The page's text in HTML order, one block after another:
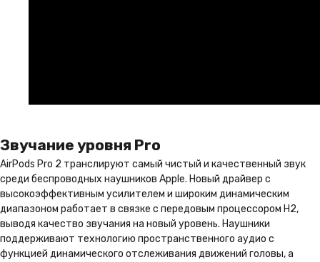
Звучание уровня Pro
AirPods Pro 2 транслируют самый чистый и качественный звук
среди беспроводных наушников Apple. Новый драйвер с
высокоэффективным усилителем и широким динамическим
диапазоном работает в связке с передовым процессором H2,
выводя качество звучания на новый уровень. Наушники
поддерживают технологию пространственного аудио с
функцией динамического отслеживания движений головы, а